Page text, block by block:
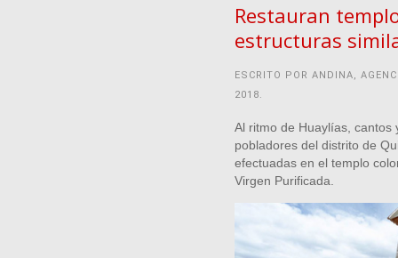
Restauran
estructuras
ESCRITO POR ANDINA,
2018.
Al ritmo de Huaylías, cantos
pobladores del distrito de
efectuadas en el templo
Virgen Purificada.